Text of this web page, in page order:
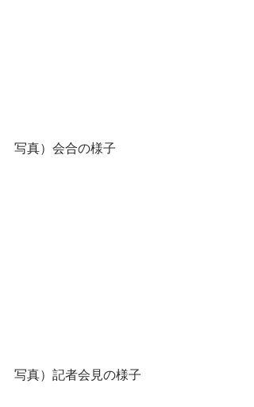
写真）会合の様子
写真）記者会見の様子